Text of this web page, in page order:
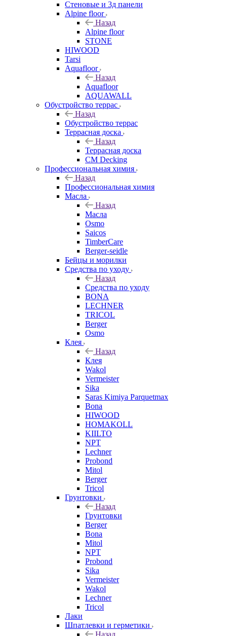
Стеновые и 3д панели
Alpine floor
Назад
Alpine floor
STONE
HIWOOD
Tarsi
Aquafloor
Назад
Aquafloor
AQUAWALL
Обустройство террас
Назад
Обустройство террас
Террасная доска
Назад
Террасная доска
CM Decking
Профессиональная химия
Назад
Профессиональная химия
Масла
Назад
Масла
Osmo
Saicos
TimberCare
Berger-seidle
Бейцы и морилки
Средства по уходу
Назад
Средства по уходу
BONA
LECHNER
TRICOL
Berger
Osmo
Клея
Назад
Клея
Wakol
Vermeister
Sika
Saras Kimiya Parquetmax
Bona
HIWOOD
HOMAKOLL
KIILTO
NPT
Lechner
Probond
Mitol
Berger
Tricol
Грунтовки
Назад
Грунтовки
Berger
Bona
Mitol
NPT
Probond
Sika
Vermeister
Wakol
Lechner
Tricol
Лаки
Шпатлевки и герметики
Назад